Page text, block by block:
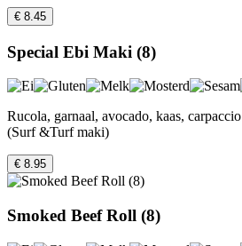
€ 8.45
Special Ebi Maki (8)
Rucola, garnaal, avocado, kaas, carpaccio
(Surf &Turf maki)
€ 8.95
Smoked Beef Roll (8)